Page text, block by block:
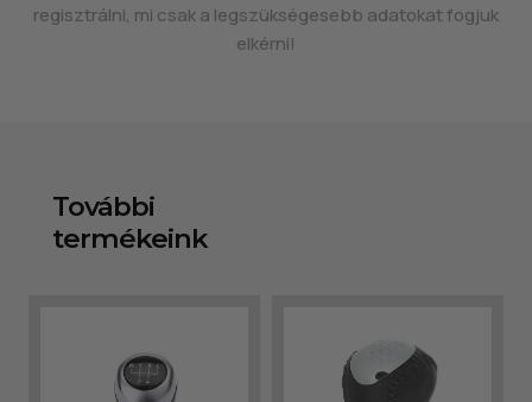
regisztrálni, mi csak a legszükségesebb adatokat fogjuk
elkérni!
További
termékeink